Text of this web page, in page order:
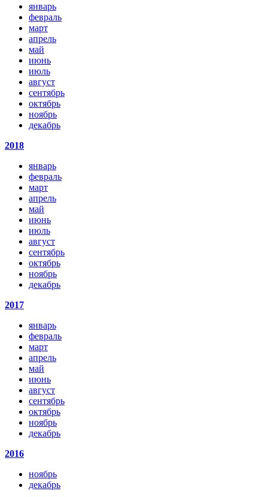
январь
февраль
март
апрель
май
июнь
июль
август
сентябрь
октябрь
ноябрь
декабрь
2018
январь
февраль
март
апрель
май
июнь
июль
август
сентябрь
октябрь
ноябрь
декабрь
2017
январь
февраль
март
апрель
май
июнь
август
сентябрь
октябрь
ноябрь
декабрь
2016
ноябрь
декабрь